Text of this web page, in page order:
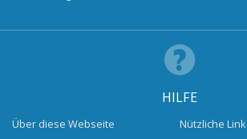
HILFE
Über diese Webseite
Nützliche